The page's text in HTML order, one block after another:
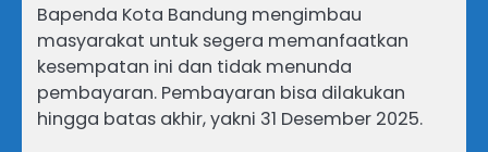
Bapenda Kota Bandung mengimbau
masyarakat untuk segera memanfaatkan
kesempatan ini dan tidak menunda
pembayaran. Pembayaran bisa dilakukan
hingga batas akhir, yakni 31 Desember 2025.